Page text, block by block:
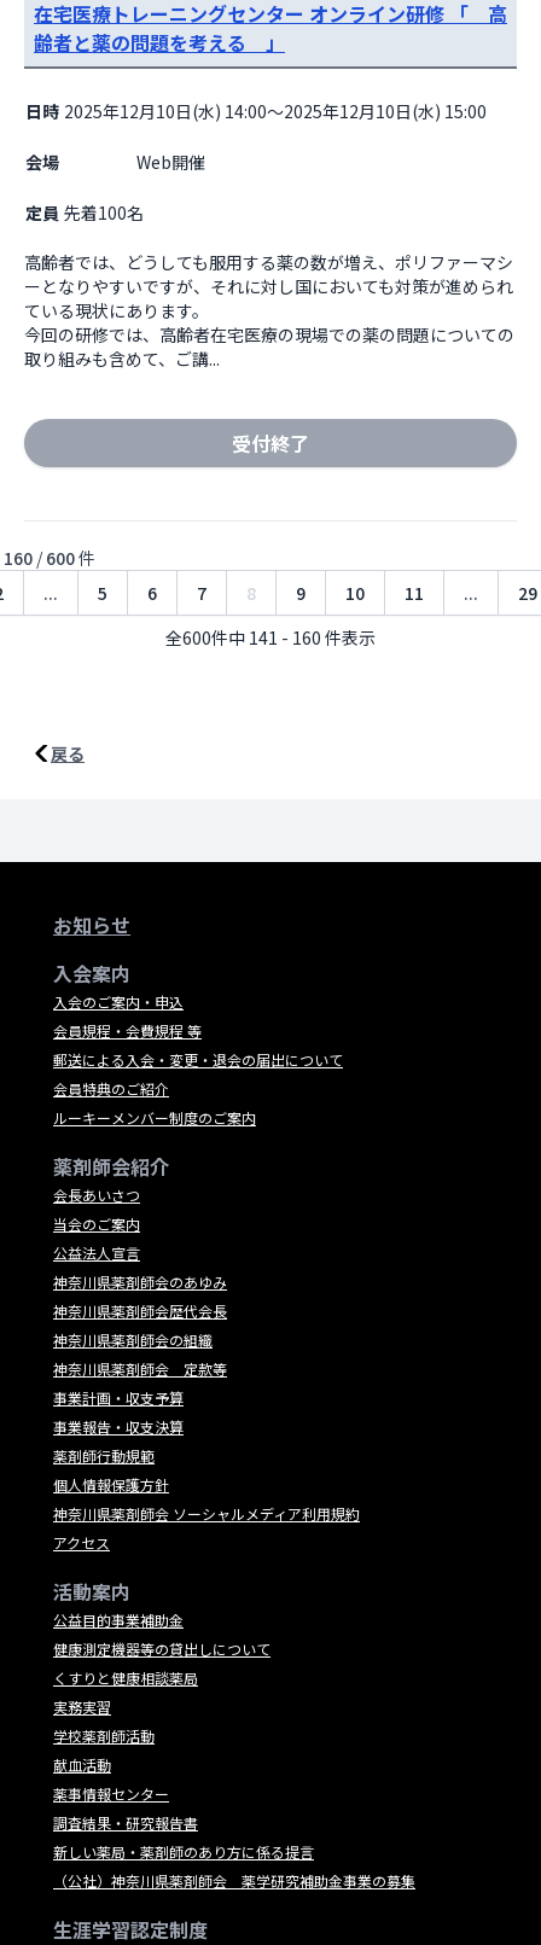
在宅医療トレーニングセンター オンライン研修 「 高
齢者と薬の問題を考える 」
日時 2025年12月10日(水) 14:00～2025年12月10日(水) 15:00
会場
定員 先着100名
高齢者では、どうしても服用する薬の数が増え、ポリファーマシ
ーとなりやすいですが、それに対し国においても対策が進められ
ている現状にあります。
今回の研修では、高齢者在宅医療の現場での薬の問題についての
取り組みも含めて、ご講...
受付終了
160 /600件
... 5 6 7 8 9 10 11 ...
29
全600件中 141 - 160 件表示
戻る
お知らせ
入会案内
入会のご案内・申込
会員規程・会費規程 等
郵送による入会・変更・退会の届出について
会員特典のご紹介
ルーキーメンバー制度のご案内
薬剤師会紹介
会長あいさつ
当会のご案内
公益法人宣言
神奈川県薬剤師会のあゆみ
神奈川県薬剤師会歴代会長
神奈川県薬剤師会の組織
神奈川県薬剤師会 定款等
事業計画・収支予算
事業報告・収支決算
薬剤師行動規範
個人情報保護方針
神奈川県薬剤師会 ソーシャルメディア利用規約
アクセス
活動案内
公益目的事業補助金
健康測定機器等の貸出しについて
くすりと健康相談薬局
実務実習
学校薬剤師活動
献血活動
薬事情報センター
調査結果・研究報告書
新しい薬局・薬剤師のあり方に係る提言
（公社）神奈川県薬剤師会 薬学研究補助金事業の募集
生涯学習認定制度